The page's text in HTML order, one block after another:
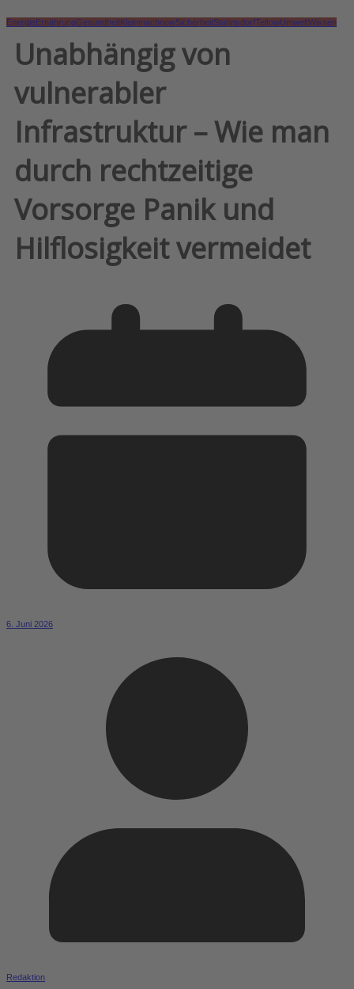
EnergieErnährungGesundheitKleinmachnowSicherheitStahnsdorfTeltowUmweltWissen
Unabhängig von
vulnerabler
Infrastruktur – Wie man
durch rechtzeitige
Vorsorge Panik und
Hilflosigkeit vermeidet
6. Juni 2026
Redaktion